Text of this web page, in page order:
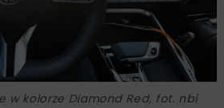
w kolorze Diamond Red, fot. nbi